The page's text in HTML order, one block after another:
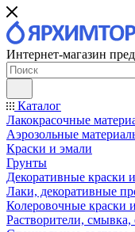
Интернет-магазин
Каталог
Лакокрасочные
Аэрозольные
Краски и эмали
Грунты
Декоративные краски
Лаки, декоративные
Колеровочные краски
Растворители, смывка,